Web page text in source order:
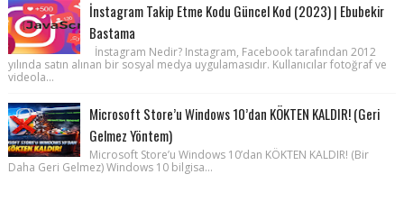
İnstagram Takip Etme Kodu Güncel Kod (2023) | Ebubekir
Bastama
İnstagram Nedir? Instagram, Facebook tarafından 2012
yılında satın alınan bir sosyal medya uygulamasıdır. Kullanıcılar fotoğraf ve
videola...
Microsoft Store’u Windows 10’dan KÖKTEN KALDIR! (Geri
Gelmez Yöntem)
Microsoft Store’u Windows 10’dan KÖKTEN KALDIR! (Bir
Daha Geri Gelmez) Windows 10 bilgisa...